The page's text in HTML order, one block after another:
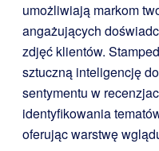
umożliwiają markom
angażujących
zdjęć klientów.
sztuczną inteligencję
sentymentu w
identyfikowania
oferując warstwę